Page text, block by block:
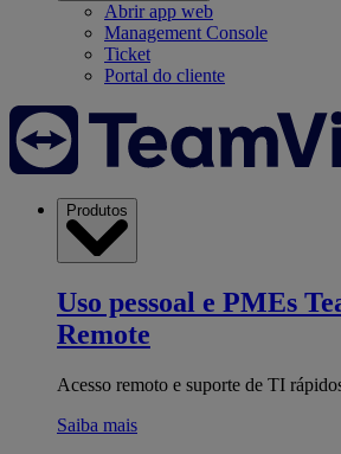
Abrir app web
Management Console
Ticket
Portal do cliente
Produtos
Uso pessoal e PMEs
Remote
Acesso remoto e suporte de TI
Saiba mais